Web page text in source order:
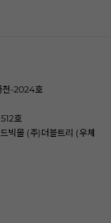
천-2024호
호
빅몰 (주)더블트리 (우체